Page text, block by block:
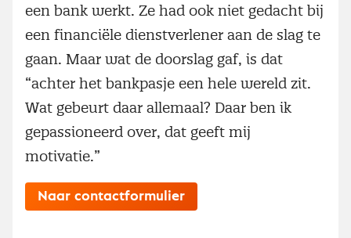
een bank werkt. Ze had ook niet gedacht bij
een financiële dienstverlener aan de slag te
gaan. Maar wat de doorslag gaf, is dat
“achter het bankpasje een hele wereld zit.
Wat gebeurt daar allemaal? Daar ben ik
gepassioneerd over, dat geeft mij
motivatie.”
Naar contactformulier